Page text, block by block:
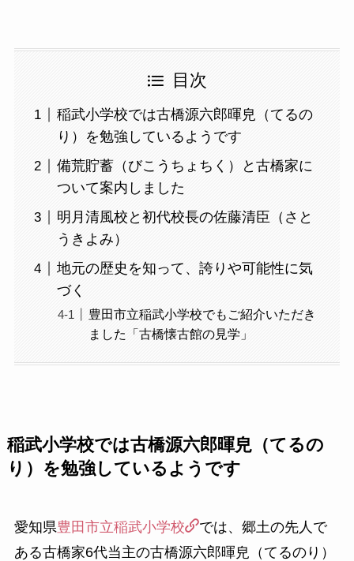
目次
稲武小学校では古橋源六郎暉皃（てるの
り）を勉強しているようです
備荒貯蓄（びこうちょちく）と古橋家に
ついて案内しました
明月清風校と初代校長の佐藤清臣（さと
うきよみ）
地元の歴史を知って、誇りや可能性に気
づく
豊田市立稲武小学校でもご紹介いただき
ました「古橋懐古館の見学」
稲武小学校では古橋源六郎暉皃（てるの
り）を勉強しているようです
愛知県豊田市立稲武小学校
では、郷土の先人で
ある古橋家6代当主の古橋源六郎暉皃（てるのり）